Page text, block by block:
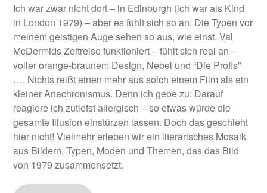
Ich war zwar nicht dort – in Edinburgh (ich war als Kind
in London 1979) – aber es fühlt sich so an. Die Typen vor
meinem geistigen Auge sehen so aus, wie einst. Val
McDermids Zeitreise funktioniert – fühlt sich real an –
voller orange-braunem Design, Nebel und “Die Profis”
…. Nichts reißt einen mehr aus solch einem Film als ein
kleiner Anachronismus. Denn ich gebe zu: Darauf
reagiere ich zutiefst allergisch – so etwas würde die
gesamte Illusion einstürzen lassen. Doch das geschieht
hier nicht! Vielmehr erleben wir ein literarisches Mosaik
aus Bildern, Typen, Moden und Themen, das das Bild
von 1979 zusammensetzt.